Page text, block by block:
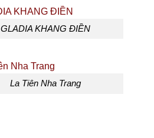
GLADIA KHANG ĐIỀN
La Tiên Nha Trang